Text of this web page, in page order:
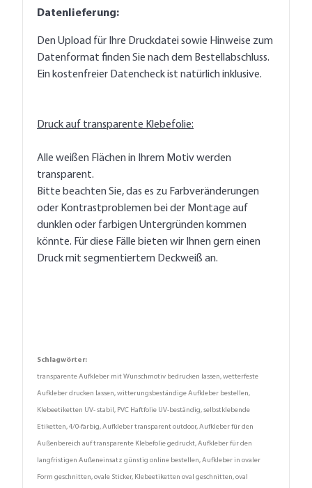
Datenlieferung:
Den Upload für Ihre Druckdatei sowie Hinweise zum
Datenformat finden Sie nach dem Bestellabschluss.
Ein kostenfreier Datencheck ist natürlich inklusive.
Druck auf transparente Klebefolie:
Alle weißen Flächen in Ihrem Motiv werden
transparent.
Bitte beachten Sie, das es zu Farbveränderungen
oder Kontrastproblemen bei der Montage auf
dunklen oder farbigen Untergründen kommen
könnte. Für diese Fälle bieten wir Ihnen gern einen
Druck mit segmentiertem Deckweiß an.
Schlagwörter:
transparente Aufkleber mit Wunschmotiv bedrucken lassen, wetterfeste
Aufkleber drucken lassen, witterungsbeständige Aufkleber bestellen,
Klebeetiketten UV- stabil, PVC Haftfolie UV-beständig, selbstklebende
Etiketten, 4/0-farbig, Aufkleber transparent outdoor, Aufkleber für den
Außenbereich auf transparente Klebefolie gedruckt, Aufkleber für den
langfristigen Außeneinsatz günstig online bestellen, Aufkleber in ovaler
Form geschnitten, ovale Sticker, Klebeetiketten oval geschnitten, oval